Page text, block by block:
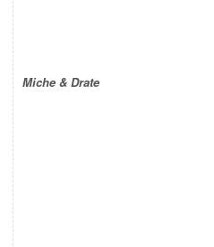
Miche & Drate